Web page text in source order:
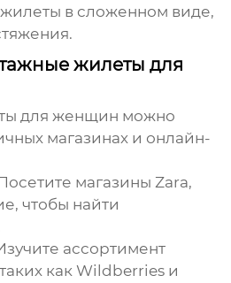
в сложенном виде,
жилеты для
для женщин можно
магазинах и онлайн-
магазины Zara,
чтобы найти
ассортимент
как Wildberries и